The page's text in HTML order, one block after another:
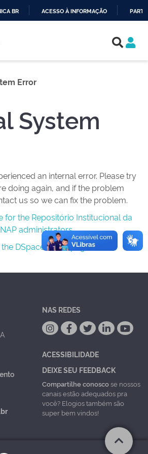
BR ACESSO À INFORMAÇÃO
Error
System
an internal error. Please try
doing again, and if the problem
us so we can fix the problem.
for the Repositório Institucional da
administrators.
DSpace home page
NAS REDES
ACESSIBILIDADE
DEIXE SEU FEEDBACK
Compartilhe conoscose nossos
canais estão adequados pra
você? Elogios também são
super bem vindos!